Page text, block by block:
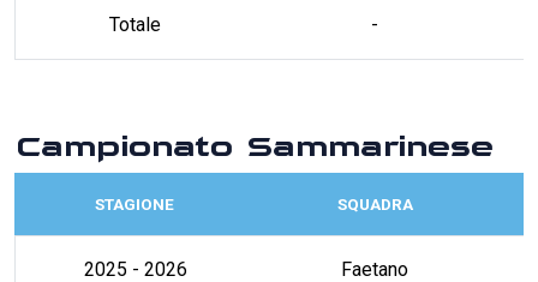
Totale -
Campionato Sammarinese
STAGIONE SQUADRA
2025 - 2026 Faetano